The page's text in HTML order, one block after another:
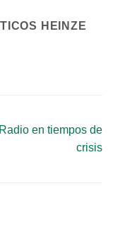
HEINZE
en tiempos de
crisis